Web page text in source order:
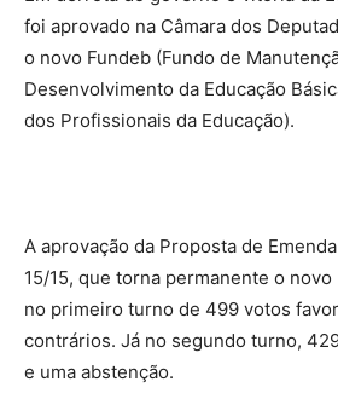
foi aprovado na Câmara dos
o novo Fundeb (Fundo de
Desenvolvimento da Educação
dos Profissionais da Educação).
A aprovação da Proposta de
15/15, que torna permanente o
no primeiro turno de 499 votos
contrários. Já no segundo turno,
e uma abstenção.